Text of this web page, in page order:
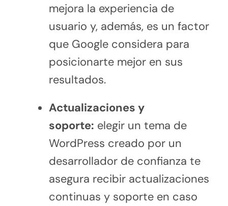
mejora la experiencia de
usuario y, además, es un factor
que Google considera para
posicionarte mejor en sus
resultados.
Actualizaciones y
soporte: elegir un tema de
WordPress creado por un
desarrollador de confianza te
asegura recibir actualizaciones
continuas y soporte en caso